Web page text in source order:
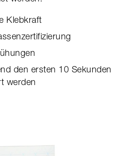
Klebkraft
den ersten 10 Sekunden
werden